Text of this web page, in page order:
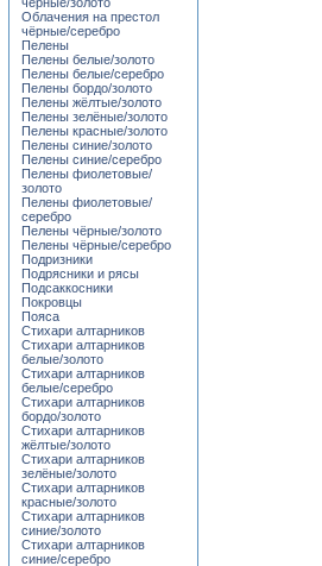
Облачения на престол
чёрные/серебро
Пелены
Пелены белые/золото
Пелены белые/серебро
Пелены бордо/золото
Пелены жёлтые/золото
Пелены зелёные/золото
Пелены красные/золото
Пелены синие/золото
Пелены синие/серебро
Пелены фиолетовые/
золото
Пелены фиолетовые/
серебро
Пелены чёрные/золото
Пелены чёрные/серебро
Подризники
Подрясники и рясы
Подсаккосники
Покровцы
Пояса
Стихари алтарников
Стихари алтарников
белые/золото
Стихари алтарников
белые/серебро
Стихари алтарников
бордо/золото
Стихари алтарников
жёлтые/золото
Стихари алтарников
зелёные/золото
Стихари алтарников
красные/золото
Стихари алтарников
синие/золото
Стихари алтарников
синие/серебро